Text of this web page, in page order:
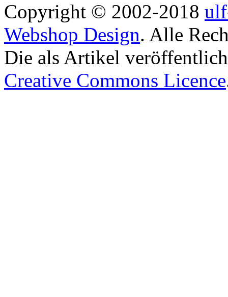
Copyright © 2002-2018
Webshop Design. Alle
Die als Artikel
Creative Commons Licence